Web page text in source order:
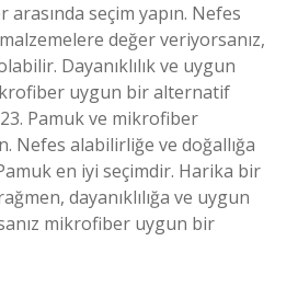
seçim yapın. Nefes
değer veriyorsanız,
Dayanıklılık ve uygun
uygun bir alternatif
Pamuk ve mikrofiber
Nefes alabilirliğe ve doğallığa
en iyi seçimdir. Harika bir
dayanıklılığa ve uygun
mikrofiber uygun bir